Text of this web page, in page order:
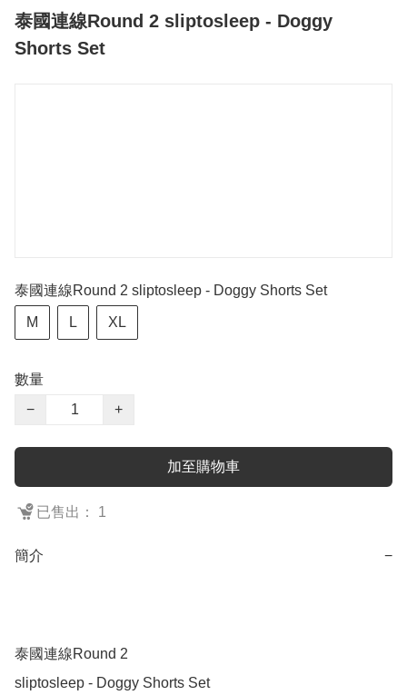
泰國連線Round 2 sliptosleep - Doggy
Shorts Set
泰國連線Round 2 sliptosleep - Doggy Shorts Set
M L XL
數量
−
+
加至購物車
已售出： 1
簡介 −
泰國連線Round 2
sliptosleep - Doggy Shorts Set